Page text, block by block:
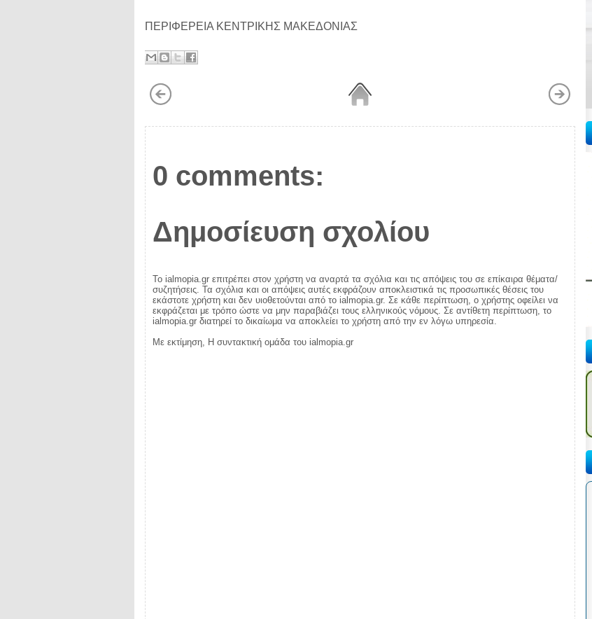
ΠΕΡΙΦΕΡΕΙΑ ΚΕΝΤΡΙΚΗΣ ΜΑΚΕΔΟΝΙΑΣ
0 comments:
Δημοσίευση σχολίου
Το ialmopia.gr επιτρέπει στον χρήστη να αναρτά τα σχόλια και τις απόψεις του σε επίκαιρα θέματα/
συζητήσεις. Τα σχόλια και οι απόψεις αυτές εκφράζουν αποκλειστικά τις προσωπικές θέσεις του
εκάστοτε χρήστη και δεν υιοθετούνται από το ialmopia.gr. Σε κάθε περίπτωση, ο χρήστης οφείλει να
εκφράζεται με τρόπο ώστε να μην παραβιάζει τους ελληνικούς νόμους. Σε αντίθετη περίπτωση, το
ialmopia.gr διατηρεί το δικαίωμα να αποκλείει το χρήστη από την εν λόγω υπηρεσία.
Με εκτίμηση, Η συντακτική ομάδα του ialmopia.gr